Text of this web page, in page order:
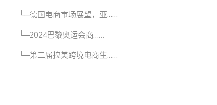
└─德国电商市场展望，亚……
└─2024巴黎奥运会商……
└─第二届拉美跨境电商生……